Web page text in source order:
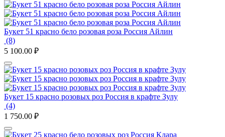
Букет 51 красно бело розовая роза Россия Айлин
(8)
5 100.00 ₽
Букет 15 красно розовых роз Россия в крафте Зулу
(4)
1 750.00 ₽